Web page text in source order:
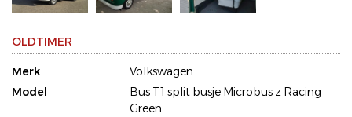
OLDTIMER
Merk
Volkswagen
Model
Bus T1 split busje Microbus z Racing
Green